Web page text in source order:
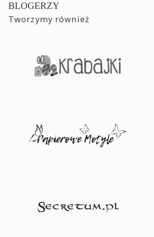
BLOGERZY
Tworzymy również